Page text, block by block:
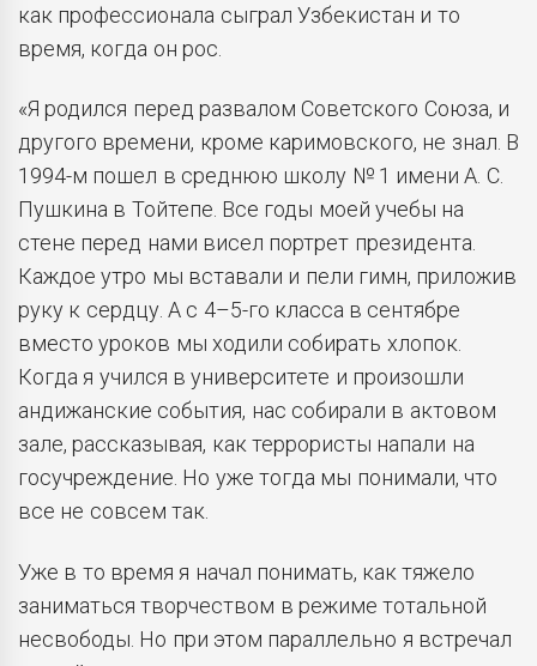
как профессионала сыграл Узбекистан и то
время, когда он рос.
«Я родился перед развалом Советского Союза, и
другого времени, кроме каримовского, не знал. В
1994-м пошел в среднюю школу № 1 имени А. С.
Пушкина в Тойтепе. Все годы моей учебы на
стене перед нами висел портрет президента.
Каждое утро мы вставали и пели гимн, приложив
руку к сердцу. А с 4–5-го класса в сентябре
вместо уроков мы ходили собирать хлопок.
Когда я учился в университете и произошли
андижанские события, нас собирали в актовом
зале, рассказывая, как террористы напали на
госучреждение. Но уже тогда мы понимали, что
все не совсем так.
Уже в то время я начал понимать, как тяжело
заниматься творчеством в режиме тотальной
несвободы. Но при этом параллельно я встречал